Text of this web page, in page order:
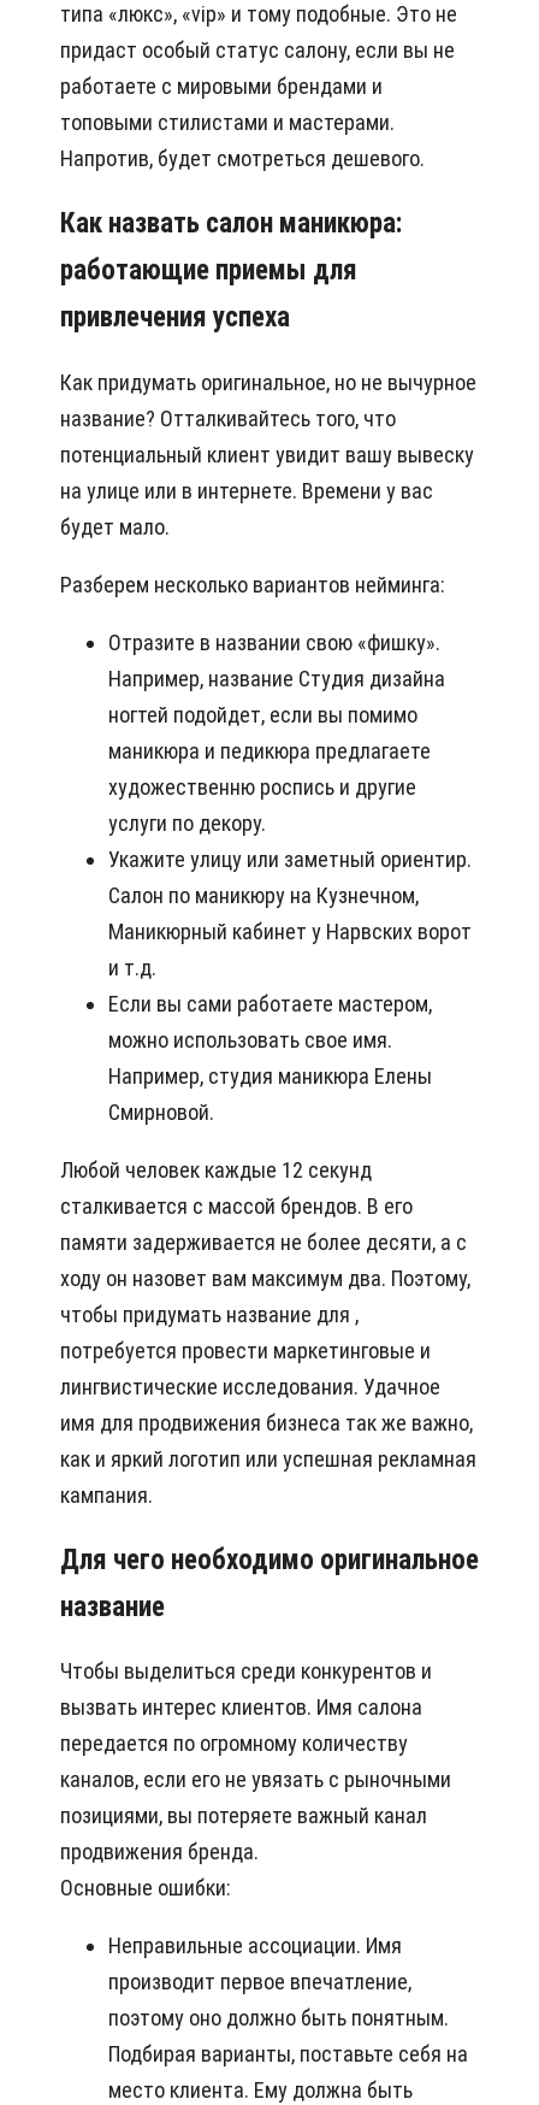
типа «люкс», «vip» и тому подобные. Это не
придаст особый статус салону, если вы не
работаете с мировыми брендами и
топовыми стилистами и мастерами.
Напротив, будет смотреться дешевого.
Как назвать салон маникюра:
работающие приемы для
привлечения успеха
Как придумать оригинальное, но не вычурное
название? Отталкивайтесь того, что
потенциальный клиент увидит вашу вывеску
на улице или в интернете. Времени у вас
будет мало.
Разберем несколько вариантов нейминга:
Отразите в названии свою «фишку».
Например, название Студия дизайна
ногтей подойдет, если вы помимо
маникюра и педикюра предлагаете
художественню роспись и другие
услуги по декору.
Укажите улицу или заметный ориентир.
Салон по маникюру на Кузнечном,
Маникюрный кабинет у Нарвских ворот
и т.д.
Если вы сами работаете мастером,
можно использовать свое имя.
Например, студия маникюра Елены
Смирновой.
Любой человек каждые 12 секунд
сталкивается с массой брендов. В его
памяти задерживается не более десяти, а с
ходу он назовет вам максимум два. Поэтому,
чтобы придумать название для ,
потребуется провести маркетинговые и
лингвистические исследования. Удачное
имя для продвижения бизнеса так же важно,
как и яркий логотип или успешная рекламная
кампания.
Для чего необходимо оригинальное
название
Чтобы выделиться среди конкурентов и
вызвать интерес клиентов. Имя салона
передается по огромному количеству
каналов, если его не увязать с рыночными
позициями, вы потеряете важный канал
продвижения бренда.
Основные ошибки:
Неправильные ассоциации. Имя
производит первое впечатление,
поэтому оно должно быть понятным.
Подбирая варианты, поставьте себя на
место клиента. Ему должна быть